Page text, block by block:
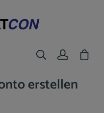
erstellen